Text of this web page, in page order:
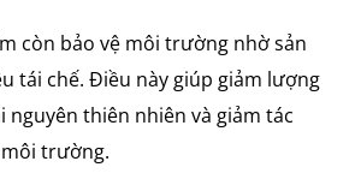
còn bảo vệ môi trường nhờ sản
tái chế. Điều này giúp giảm lượng
nguyên thiên nhiên và giảm tác
trường.